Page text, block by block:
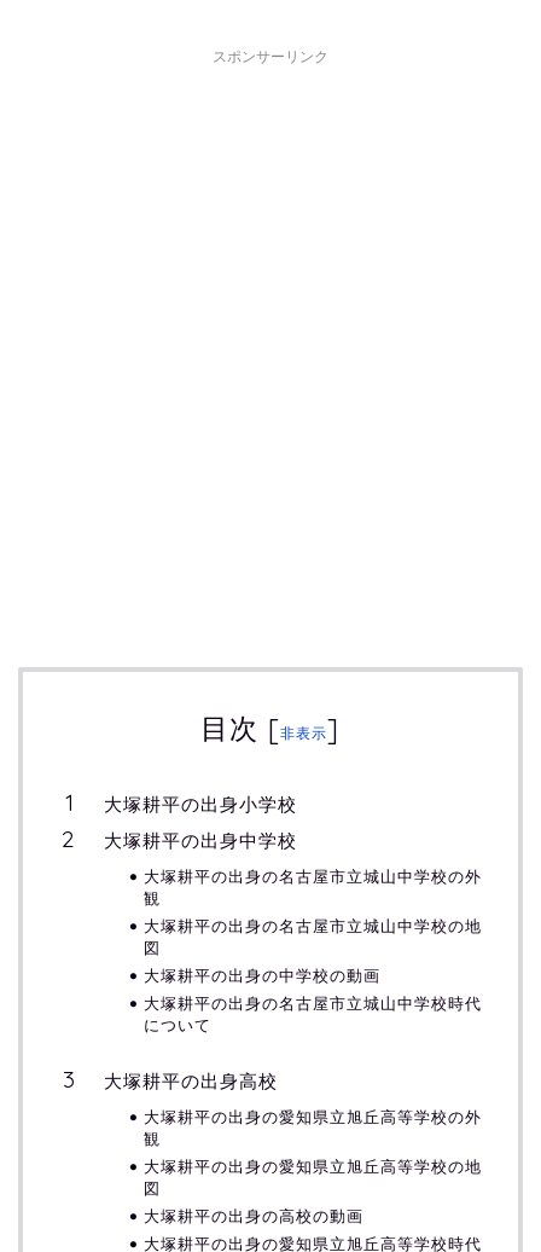
スポンサーリンク
目次 [非表示]
大塚耕平の出身小学校
大塚耕平の出身中学校
大塚耕平の出身の名古屋市立城山中学校の外
観
大塚耕平の出身の名古屋市立城山中学校の地
図
大塚耕平の出身の中学校の動画
大塚耕平の出身の名古屋市立城山中学校時代
について
大塚耕平の出身高校
大塚耕平の出身の愛知県立旭丘高等学校の外
観
大塚耕平の出身の愛知県立旭丘高等学校の地
図
大塚耕平の出身の高校の動画
大塚耕平の出身の愛知県立旭丘高等学校時代